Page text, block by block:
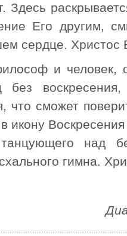
Здесь
Его другим,
сердце. Христос
и человек,
без
что сможет
икону
над
гимна.